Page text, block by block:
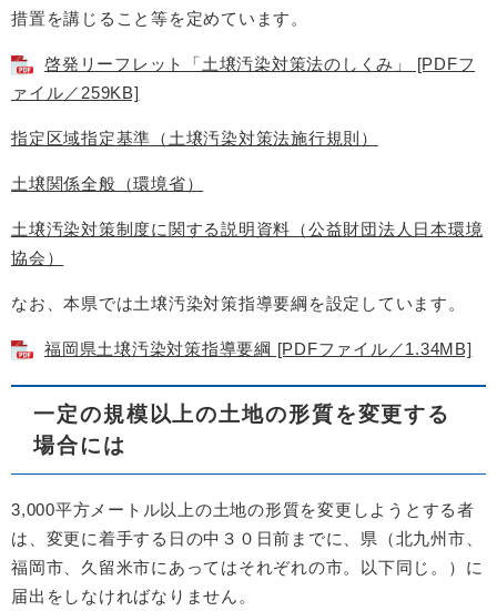
措置を講じること等を定めています。
啓発リーフレット「土壌汚染対策法のしくみ」 [PDFフ
ァイル／259KB]
指定区域指定基準（土壌汚染対策法施行規則）
土壌関係全般（環境省）
土壌汚染対策制度に関する説明資料（公益財団法人日本環境
協会）
なお、本県では土壌汚染対策指導要綱を設定しています。
福岡県土壌汚染対策指導要綱 [PDFファイル／1.34MB]
一定の規模以上の土地の形質を変更する
場合には
3,000平方メートル以上の土地の形質を変更しようとする者
は、変更に着手する日の中３０日前までに、県（北九州市、
福岡市、久留米市にあってはそれぞれの市。以下同じ。）に
届出をしなければなりません。